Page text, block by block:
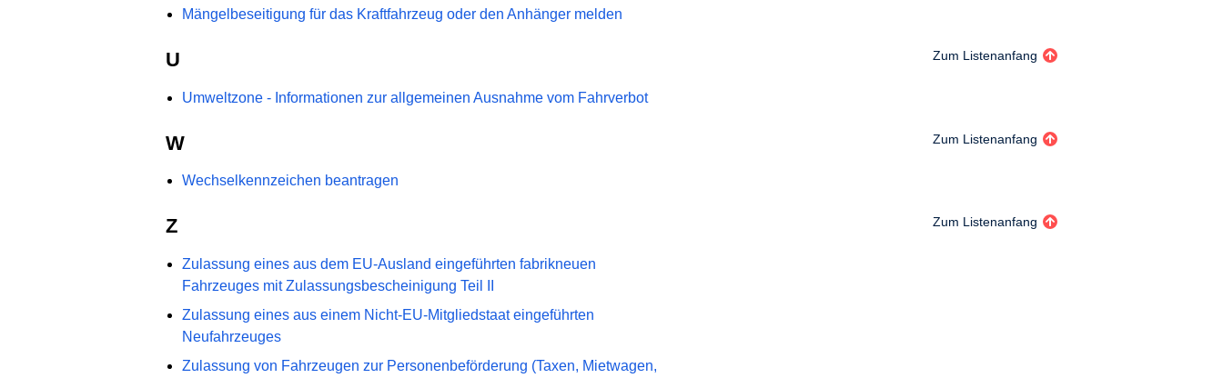
Mängelbeseitigung für das Kraftfahrzeug oder den Anhänger melden
U Zum Listenanfang
Umweltzone - Informationen zur allgemeinen Ausnahme vom Fahrverbot
W Zum Listenanfang
Wechselkennzeichen beantragen
Z Zum Listenanfang
Zulassung eines aus dem EU-Ausland eingeführten fabrikneuen
Fahrzeuges mit Zulassungsbescheinigung Teil II
Zulassung eines aus einem Nicht-EU-Mitgliedstaat eingeführten
Neufahrzeuges
Zulassung von Fahrzeugen zur Personenbeförderung (Taxen, Mietwagen,